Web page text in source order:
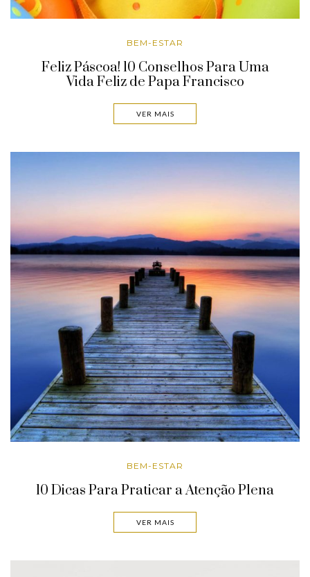
BEM-ESTAR
Feliz Páscoa! 10 Conselhos Para Uma
Vida Feliz de Papa Francisco
VER MAIS
BEM-ESTAR
10 Dicas Para Praticar a Atenção Plena
VER MAIS